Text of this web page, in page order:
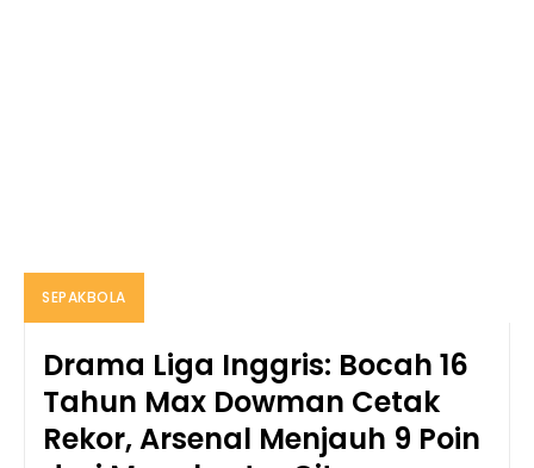
SEPAKBOLA
Drama Liga Inggris: Bocah 16
Tahun Max Dowman Cetak
Rekor, Arsenal Menjauh 9 Poin